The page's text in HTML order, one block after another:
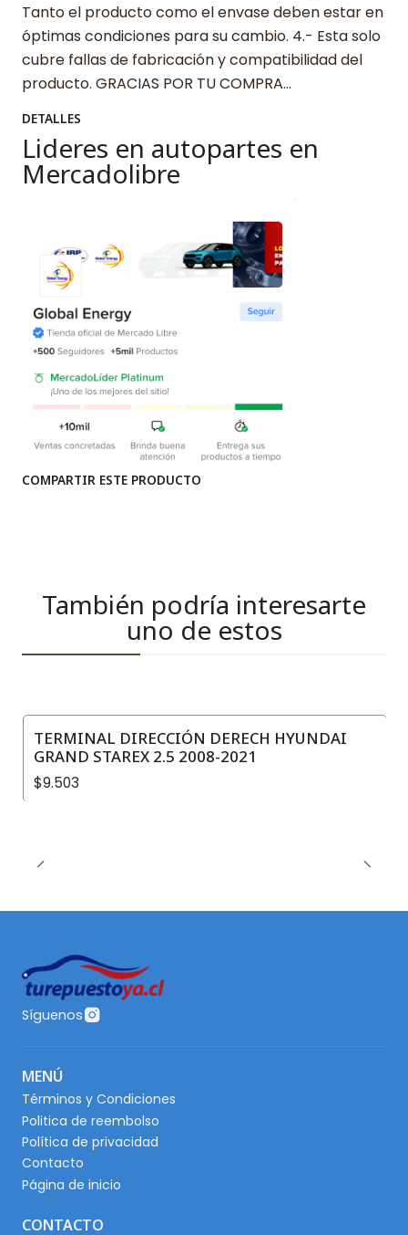
Tanto el producto como el envase deben estar en
óptimas condiciones para su cambio. 4.- Esta solo
cubre fallas de fabricación y compatibilidad del
producto. GRACIAS POR TU COMPRA…
DETALLES
Lideres en autopartes en
Mercadolibre
COMPARTIR ESTE PRODUCTO
También podría interesarte
uno de estos
TERMINAL DIRECCIÓN DERECH HYUNDAI
GRAND STAREX 2.5 2008-2021
$9.503
Síguenos
MENÚ
Términos y Condiciones
Politica de reembolso
Política de privacidad
Contacto
Página de inicio
CONTACTO